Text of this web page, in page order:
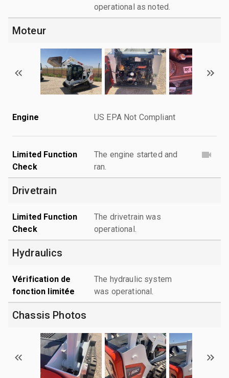
operational as noted.
Moteur
Engine US EPA Not Compliant
Limited Function
Check
The engine started and
ran.
Drivetrain
Limited Function
Check
The drivetrain was
operational.
Hydraulics
Vérification de
fonction limitée
The hydraulic system
was operational.
Chassis Photos